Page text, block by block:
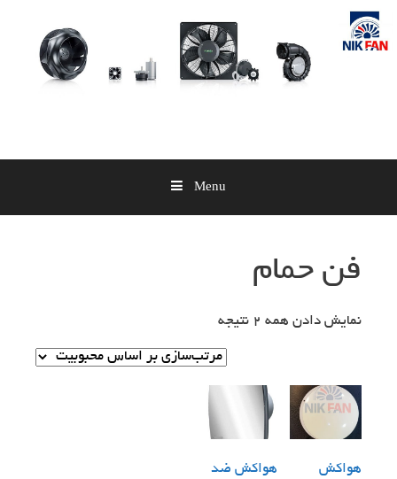
Skip
content
Menu
فن حمام
نمایش دادن همه 2 نتیجه
هواکش
هواکش ضد